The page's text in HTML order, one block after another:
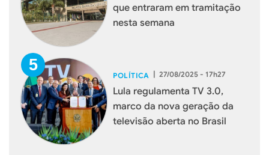
que entraram em tramitação
nesta semana
POLÍTICA | 27/08/2025 - 17h27
Lula regulamenta TV 3.0,
marco da nova geração da
televisão aberta no Brasil